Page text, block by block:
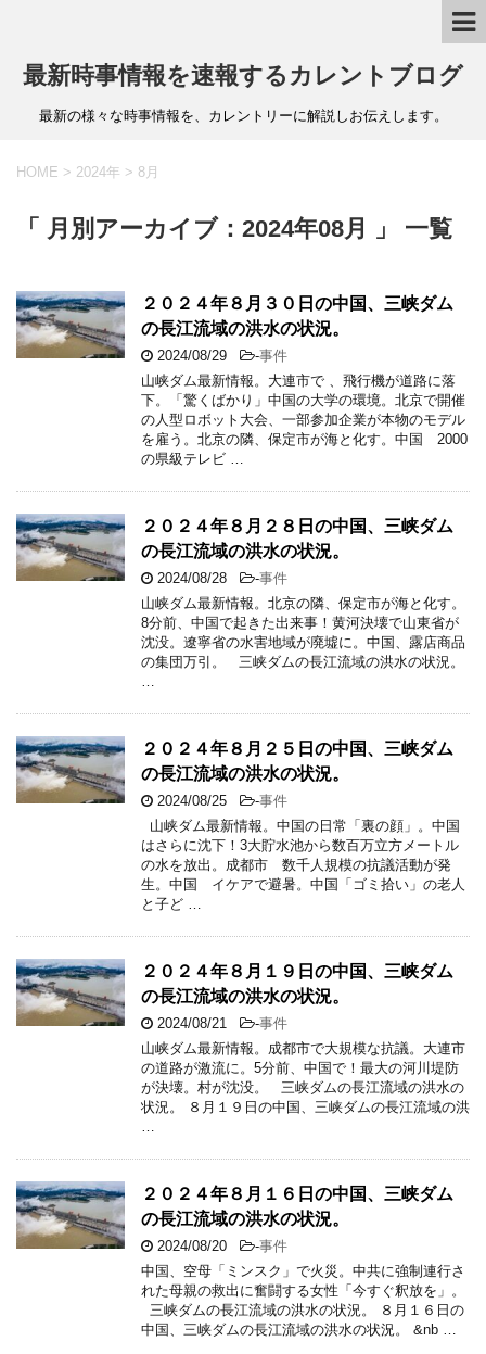
最新時事情報を速報するカレントブログ
最新の様々な時事情報を、カレントリーに解説しお伝えします。
HOME > 2024年 > 8月
「 月別アーカイブ：2024年08月 」 一覧
２０２４年８月３０日の中国、三峡ダム
の長江流域の洪水の状況。
2024/08/29 -事件
山峡ダム最新情報。大連市で 、飛行機が道路に落
下。「驚くばかり」中国の大学の環境。北京で開催
の人型ロボット大会、一部参加企業が本物のモデル
を雇う。北京の隣、保定市が海と化す。中国 2000
の県級テレビ …
２０２４年８月２８日の中国、三峡ダム
の長江流域の洪水の状況。
2024/08/28 -事件
山峡ダム最新情報。北京の隣、保定市が海と化す。
8分前、中国で起きた出来事！黄河決壊で山東省が
沈没。遼寧省の水害地域が廃墟に。中国、露店商品
の集団万引。 三峡ダムの長江流域の洪水の状況。
２０２４年８月２５日の中国、三峡ダム
の長江流域の洪水の状況。
2024/08/25 -事件
山峡ダム最新情報。中国の日常「裏の顔」。中国
はさらに沈下！3大貯水池から数百万立方メートル
の水を放出。成都市 数千人規模の抗議活動が発
生。中国 イケアで避暑。中国「ゴミ拾い」の老人
と子ど …
２０２４年８月１９日の中国、三峡ダム
の長江流域の洪水の状況。
2024/08/21 -事件
山峡ダム最新情報。成都市で大規模な抗議。大連市
の道路が激流に。5分前、中国で！最大の河川堤防
が決壊。村が沈没。 三峡ダムの長江流域の洪水の
状況。 ８月１９日の中国、三峡ダムの長江流域の洪
２０２４年８月１６日の中国、三峡ダム
の長江流域の洪水の状況。
2024/08/20 -事件
中国、空母「ミンスク」で火災。中共に強制連行さ
れた母親の救出に奮闘する女性「今すぐ釈放を」。
三峡ダムの長江流域の洪水の状況。 ８月１６日の
中国、三峡ダムの長江流域の洪水の状況。 &nb …